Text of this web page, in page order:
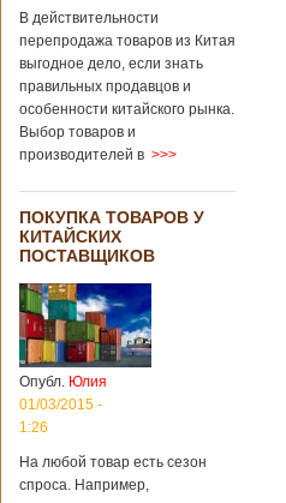
В действительности
перепродажа товаров из Китая
выгодное дело, если знать
правильных продавцов и
особенности китайского рынка.
Выбор товаров и
производителей в >>>
ПОКУПКА ТОВАРОВ У
КИТАЙСКИХ
ПОСТАВЩИКОВ
Опубл. Юлия
01/03/2015 -
1:26
На любой товар есть сезон
спроса. Например,